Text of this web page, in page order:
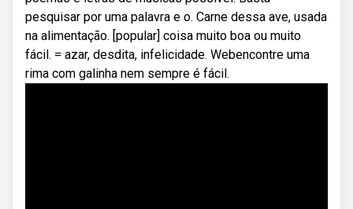
pesquisar por uma palavra e o. Carne dessa ave, usada
na alimentação. [popular] coisa muito boa ou muito
fácil. = azar, desdita, infelicidade. Webencontre uma
rima com galinha nem sempre é fácil.